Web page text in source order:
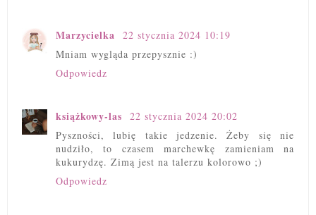
Marzycielka
22 stycznia 2024 10:19
Mniam wygląda przepysznie :)
Odpowiedz
książkowy-las
22 stycznia 2024 20:02
Pyszności, lubię takie jedzenie. Żeby się nie
nudziło, to czasem marchewkę zamieniam na
kukurydzę. Zimą jest na talerzu kolorowo ;)
Odpowiedz